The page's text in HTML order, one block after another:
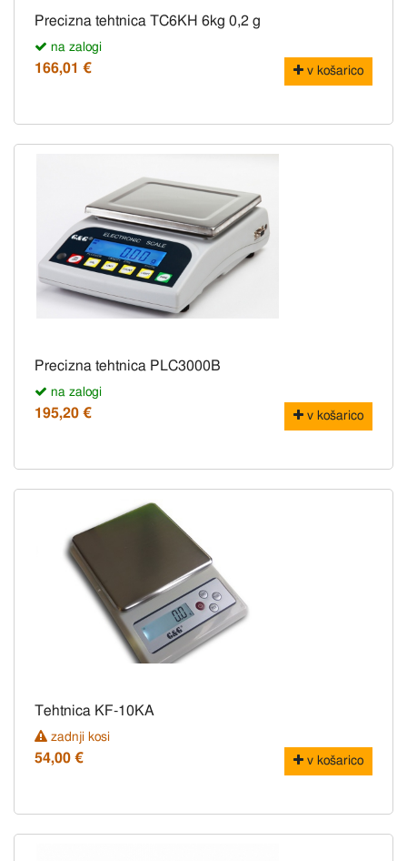
Precizna tehtnica TC6KH 6kg 0,2 g
na zalogi
166,01 € v košarico
Precizna tehtnica PLC3000B
na zalogi
195,20 € v košarico
Tehtnica KF-10KA
zadnji kosi
54,00 € v košarico